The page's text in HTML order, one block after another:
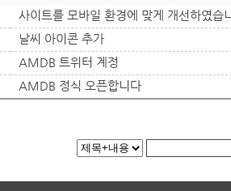
사이트를 모바일 환경에 맞게 개선하였습
날씨 아이콘 추가
AMDB 트위터 계정
AMDB 정식 오픈합니다